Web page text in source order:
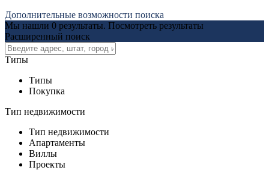
Дополнительные возможности поиска
Мы нашли 0 результаты. Посмотреть результаты
Расширенный поиск
Типы
Типы
Покупка
Тип недвижимости
Тип недвижимости
Апартаменты
Виллы
Проекты